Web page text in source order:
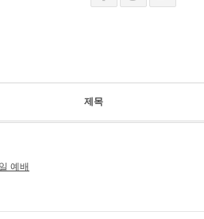
제목
예배